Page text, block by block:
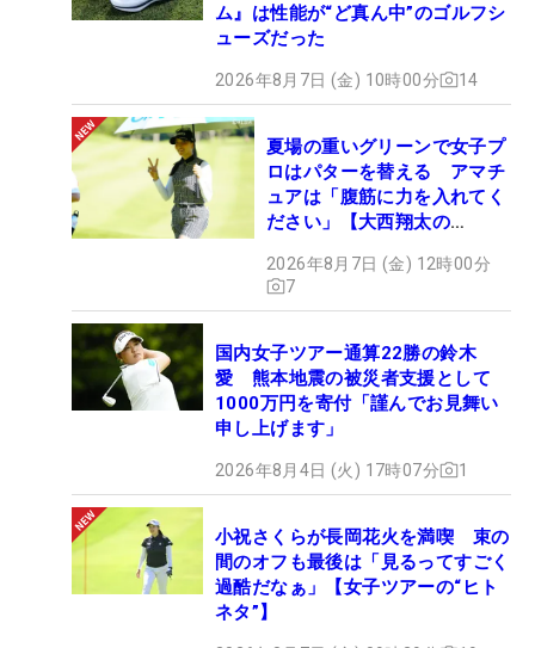
ム』は性能が“ど真ん中”のゴルフシ
ューズだった
2026年8月7日 (金) 10時00分 14
夏場の重いグリーンで女子プ
ロはパターを替える アマチ
ュアは「腹筋に力を入れてく
ださい」【大西翔太の
2026年8月7日 (金) 12時00分
7
国内女子ツアー通算22勝の鈴木
愛 熊本地震の被災者支援として
1000万円を寄付「謹んでお見舞い
申し上げます」
2026年8月4日 (火) 17時07分 1
小祝さくらが長岡花火を満喫 束の
間のオフも最後は「見るってすごく
過酷だなぁ」【女子ツアーの“ヒト
ネタ”】